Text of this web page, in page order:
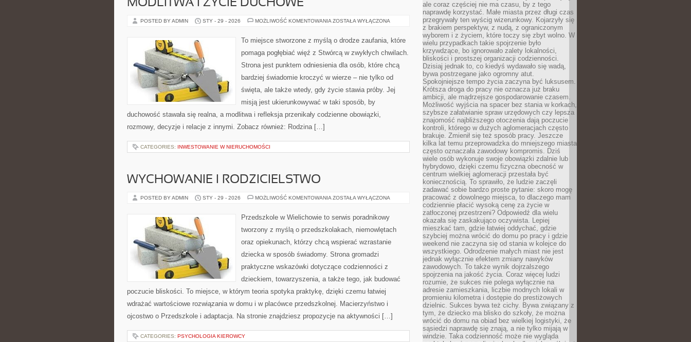
MODLITWA I ŻYCIE DUCHOWE
POSTED BY ADMIN STY - 29 - 2026 MOŻLIWOŚĆ KOMENTOWANIA MODLITWA
DUCHOWE
ZOSTAŁA WYŁĄCZONA
To miejsce stworzone z myślą o drodze zaufania, które
pomaga pogłębiać więź z Stwórcą w zwykłych chwilach.
Strona jest punktem odniesienia dla osób, które chcą
bardziej świadomie kroczyć w wierze – nie tylko od
święta, ale także wtedy, gdy życie stawia próby. Jej
misją jest ukierunkowywać w taki sposób, by
duchowość stawała się realna, a modlitwa i refleksja przenikały codzienne obowiązki,
rozmowy, decyzje i relacje z innymi. Zobacz również: Rodzina […]
CATEGORIES: INWESTOWANIE W NIERUCHOMOŚCI
WYCHOWANIE I RODZICIELSTWO
POSTED BY ADMIN STY - 29 - 2026 MOŻLIWOŚĆ KOMENTOWANIA WYCHOWANIE
ZOSTAŁA WYŁĄCZONA
Przedszkole w Wielichowie to serwis poradnikowy
tworzony z myślą o przedszkolakach, niemowlętach
oraz opiekunach, którzy chcą wspierać wzrastanie
dziecka w sposób świadomy. Strona gromadzi
praktyczne wskazówki dotyczące codzienności z
dzieckiem, towarzyszenia, a także tego, jak budować
poczucie bliskości. To miejsce, w którym teoria spotyka praktykę, dzięki czemu łatwiej
wdrażać wartościowe rozwiązania w domu i w placówce przedszkolnej. Macierzyństwo i
ojcostwo o Przedszkole i adaptacja. Na stronie znajdziesz propozycje na aktywności […]
CATEGORIES: PSYCHOLOGIA KIEROWCY
ale coraz częściej nie ma czasu, by z tego
naprawdę korzystać. Małe miasta przez długi czas
przegrywały ten wyścig wizerunkowy. Kojarzyły się
z brakiem perspektyw, z nudą, z ograniczonym
wyborem i z życiem, które toczy się zbyt wolno. W
wielu przypadkach takie spojrzenie było
krzywdzące, bo ignorowało zalety lokalności,
bliskości i prostszej organizacji codzienności.
Dzisiaj jednak to, co kiedyś wydawało się wadą,
bywa postrzegane jako ogromny atut.
Spokojniejsze tempo życia zaczyna być luksusem.
Krótsza droga do pracy nie oznacza już braku
ambicji, ale mądrzejsze gospodarowanie czasem.
Możliwość wyjścia na spacer bez stania w korkach,
szybsze załatwianie spraw urzędowych czy lepsza
znajomość najbliższego otoczenia dają poczucie
kontroli, którego w dużych aglomeracjach często
brakuje. Zmienił się też sposób pracy. Jeszcze
kilka lat temu przeprowadzka do mniejszego miasta
często oznaczała zawodowy kompromis. Dziś
wiele osób wykonuje swoje obowiązki zdalnie lub
hybrydowo, dzięki czemu fizyczna obecność w
centrum wielkiej aglomeracji przestała być
koniecznością. To sprawiło, że ludzie zaczęli
zadawać sobie bardzo proste pytanie: skoro mogę
pracować z dowolnego miejsca, to dlaczego mam
codziennie płacić wysoką cenę za życie w
zatłoczonej przestrzeni? Odpowiedź dla wielu
okazała się zaskakująco oczywista. Lepiej
mieszkać tam, gdzie łatwiej oddychać, gdzie
szybciej można wrócić do domu po pracy i gdzie
weekend nie zaczyna się od stania w kolejce do
wszystkiego. Odrodzenie małych miast nie jest
jednak wyłącznie efektem zmiany nawyków
zawodowych. To także wynik dojrzalszego
spojrzenia na jakość życia. Coraz więcej ludzi
rozumie, że sukces nie polega wyłącznie na
adresie zamieszkania, liczbie modnych lokali w
promieniu kilometra i dostępie do prestiżowych
dzielnic. Sukces bywa też cichy. Bywa związany z
tym, że dziecko ma blisko do szkoły, że można
wrócić do domu na obiad bez wielkiej logistyki, że
sąsiedzi naprawdę się znają, a nie tylko mijają w
windzie. Taka codzienność może nie wygląda